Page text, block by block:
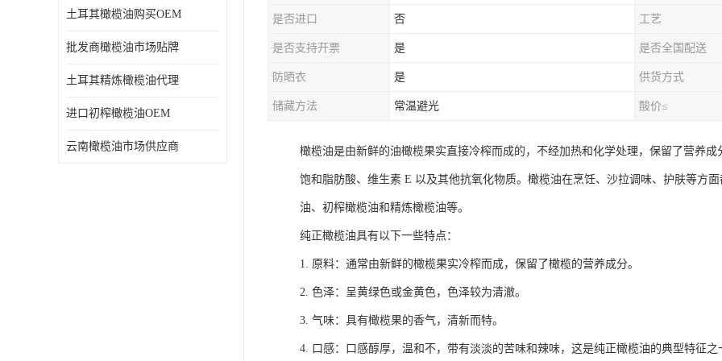
土耳其橄榄油购买OEM
批发商橄榄油市场贴牌
土耳其精炼橄榄油代理
进口初榨橄榄油OEM
云南橄榄油市场供应商
是否进口 否 工艺
是否支持开票 是 是否全国配送
防晒衣 是 供货方式
储藏方法 常温避光 酸价≤
橄榄油是由新鲜的油橄榄果实直接冷榨而成的，不经加热和化学处理，保留了营养
饱和脂肪酸、维生素 E 以及其他抗氧化物质。橄榄油在烹饪、沙拉调味、护肤等方
油、初榨橄榄油和精炼橄榄油等。
纯正橄榄油具有以下一些特点：
1. 原料：通常由新鲜的橄榄果实冷榨而成，保留了橄榄的营养成分。
2. 色泽：呈黄绿色或金黄色，色泽较为清澈。
3. 气味：具有橄榄果的香气，清新而特。
4. 口感：口感醇厚，温和不，带有淡淡的苦味和辣味，这是纯正橄榄油的典型特征之